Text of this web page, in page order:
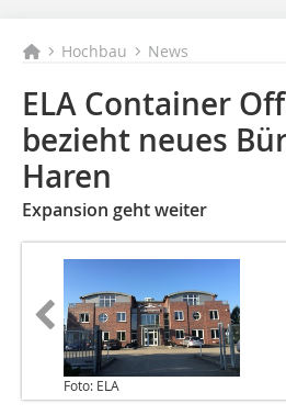
Hochbau News
ELA Container
bezieht neues
Haren
Expansion geht weiter
Foto: ELA